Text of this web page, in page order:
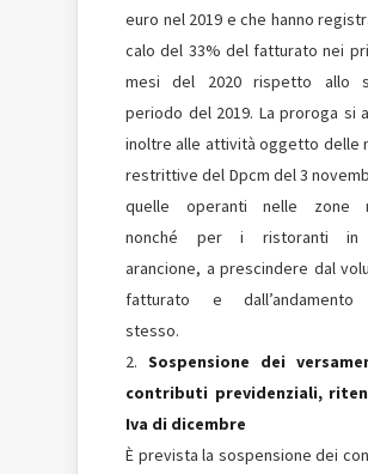
euro nel 2019 e che hanno
calo del 33% del fatturato nei
mesi del 2020 rispetto allo
periodo del 2019. La proroga si
inoltre alle attività oggetto delle
restrittive del Dpcm del 3
quelle operanti nelle zone
nonché per i ristoranti in
arancione, a prescindere dal
fatturato e dall’andamento
stesso.
Sospensione dei
contributi previdenziali,
Iva di dicembre
È prevista la sospensione dei